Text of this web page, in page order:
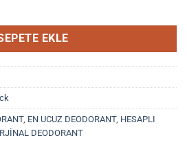
EKLE
, EN UCUZ DEODORANT, HESAPLI
DEODORANT